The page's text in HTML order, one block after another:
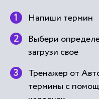
Напиши термин
Выбери
загрузи свое
Тренажер от
термины с